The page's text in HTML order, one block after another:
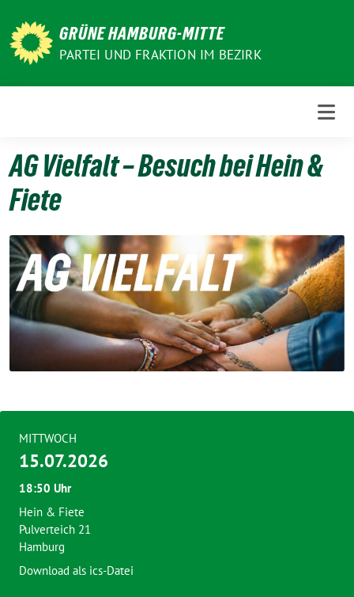
zum
Inhalt
GRÜNE HAMBURG-MITTE
PARTEI UND FRAKTION IM BEZIRK
AG Vielfalt – Besuch bei Hein &
Fiete
MITTWOCH
15.07.2026
18:50 Uhr
Hein & Fiete
Pulverteich 21
Hamburg
Download als ics-Datei